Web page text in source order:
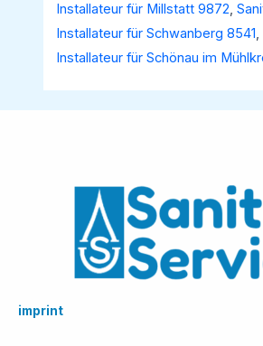
Installateur für Millstatt 9872,
Installateur für Schwanberg 8541,
Installateur für Schönau im
imprint